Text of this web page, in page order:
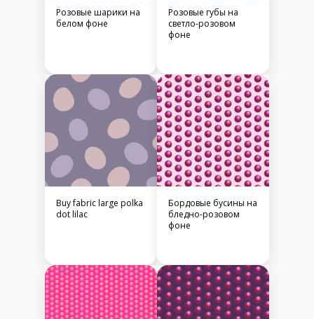
Розовые шарики на
белом фоне
Розовые губы на
светло-розовом
фоне
Buy fabric large polka
dot lilac
Бордовые бусины на
бледно-розовом
фоне